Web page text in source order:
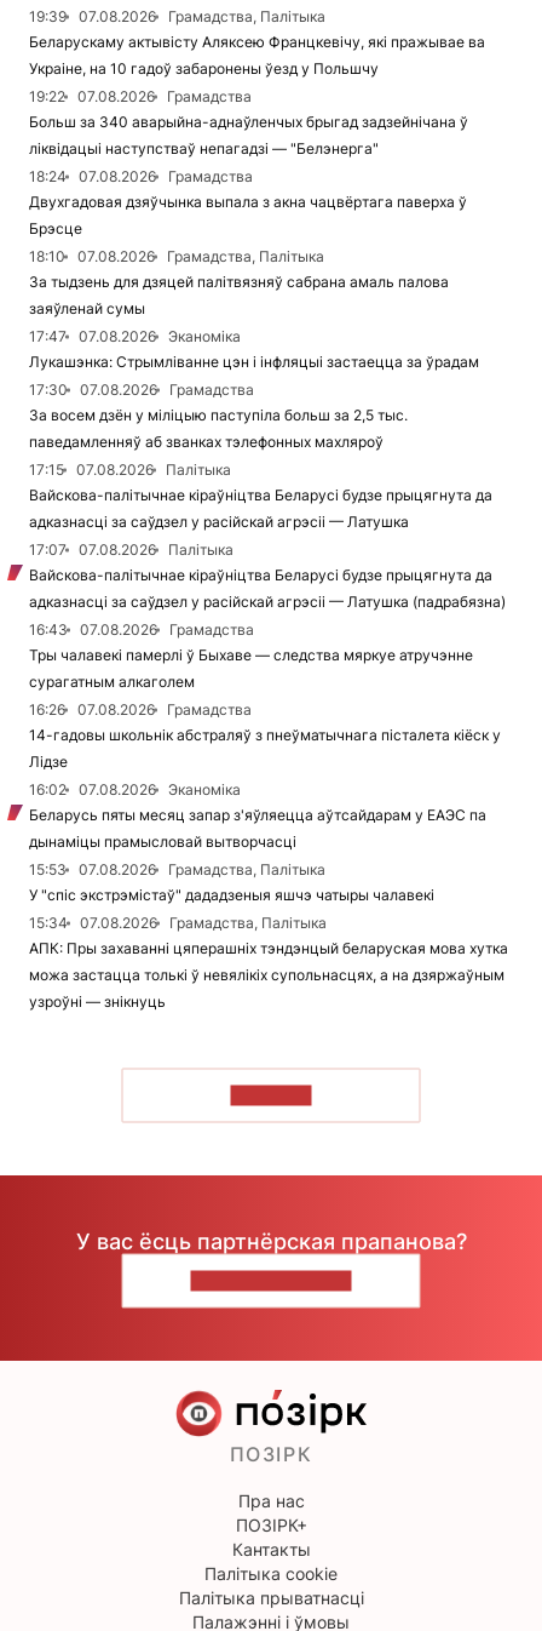
19:39
07.08.2026
Грамадства, Палітыка
Беларускаму актывісту Аляксею Францкевічу, які пражывае ва
Украіне, на 10 гадоў забаронены ўезд у Польшчу
19:22
07.08.2026
Грамадства
Больш за 340 аварыйна-аднаўленчых брыгад задзейнічана ў
ліквідацыі наступстваў непагадзі — "Белэнерга"
18:24
07.08.2026
Грамадства
Двухгадовая дзяўчынка выпала з акна чацвёртага паверха ў
Брэсце
18:10
07.08.2026
Грамадства, Палітыка
За тыдзень для дзяцей палітвязняў сабрана амаль палова
заяўленай сумы
17:47
07.08.2026
Эканоміка
Лукашэнка: Стрымліванне цэн і інфляцыі застаецца за ўрадам
17:30
07.08.2026
Грамадства
За восем дзён у міліцыю паступіла больш за 2,5 тыс.
паведамленняў аб званках тэлефонных махляроў
17:15
07.08.2026
Палітыка
Вайскова-палітычнае кіраўніцтва Беларусі будзе прыцягнута да
адказнасці за саўдзел у расійскай агрэсіі — Латушка
17:07
07.08.2026
Палітыка
Вайскова-палітычнае кіраўніцтва Беларусі будзе прыцягнута да
адказнасці за саўдзел у расійскай агрэсіі — Латушка (падрабязна)
16:43
07.08.2026
Грамадства
Тры чалавекі памерлі ў Быхаве — следства мяркуе атручэнне
сурагатным алкаголем
16:26
07.08.2026
Грамадства
14-гадовы школьнік абстраляў з пнеўматычнага пісталета кіёск у
Лідзе
16:02
07.08.2026
Эканоміка
Беларусь пяты месяц запар з'яўляецца аўтсайдарам у ЕАЭС па
дынаміцы прамысловай вытворчасці
15:53
07.08.2026
Грамадства, Палітыка
У "спіс экстрэмістаў" дададзеныя яшчэ чатыры чалавекі
15:34
07.08.2026
Грамадства, Палітыка
АПК: Пры захаванні цяперашніх тэндэнцый беларуская мова хутка
можа застацца толькі ў невялікіх супольнасцях, а на дзяржаўным
узроўні — знікнуць
У вас ёсць партнёрская прапанова?
ПОЗІРК
Пра нас
ПОЗІРК+
Кантакты
Палітыка cookie
Палітыка прыватнасці
Палажэнні і ўмовы